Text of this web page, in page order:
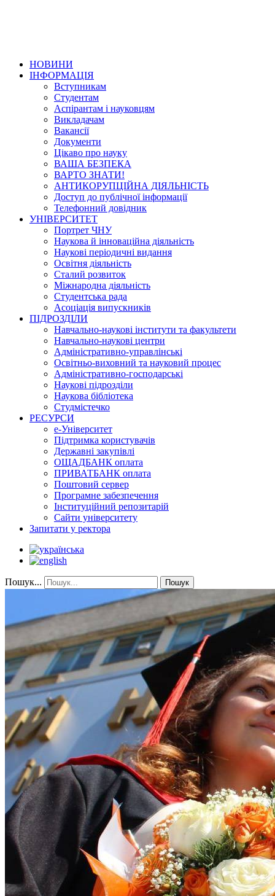
НОВИНИ
ІНФОРМАЦІЯ
Вступникам
Студентам
Аспірантам і науковцям
Викладачам
Вакансії
Документи
Цікаво про науку
ВАША БЕЗПЕКА
ВАРТО ЗНАТИ!
АНТИКОРУПЦІЙНА ДІЯЛЬНІСТЬ
Доступ до публічної інформації
Телефонний довідник
УНІВЕРСИТЕТ
Портрет ЧНУ
Наукова й інноваційна діяльність
Наукові періодичні видання
Освітня діяльність
Сталий розвиток
Міжнародна діяльність
Студентська рада
Асоціація випускників
ПІДРОЗДІЛИ
Навчально-наукові інститути та факультети
Навчально-наукові центри
Адміністративно-управлінські
Освітньо-виховний та науковий процес
Адміністративно-господарські
Наукові підрозділи
Наукова бібліотека
Студмістечко
РЕСУРСИ
е-Університет
Підтримка користувачів
Державні закупівлі
ОЩАДБАНК оплата
ПРИВАТБАНК оплата
Поштовий сервер
Програмне забезпечення
Інституційний репозитарій
Сайти університету
Запитати у ректора
Пошук... Пошук